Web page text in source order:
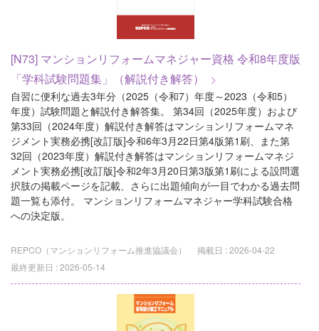
[N73] マンションリフォームマネジャー資格 令和8年度版
「学科試験問題集」（解説付き解答）
自習に便利な過去3年分（2025（令和7）年度～2023（令和5）
年度）試験問題と解説付き解答集。 第34回（2025年度）および
第33回（2024年度）解説付き解答はマンションリフォームマネ
ジメント実務必携[改訂版]令和6年3月22日第4版第1刷、また第
32回（2023年度）解説付き解答はマンションリフォームマネジ
メント実務必携[改訂版]令和2年3月20日第3版第1刷による設問選
択肢の掲載ページを記載、さらに出題傾向が一目でわかる過去問
題一覧も添付。 マンションリフォームマネジャー学科試験合格
への決定版。
REPCO（マンションリフォーム推進協議会） 掲載日 :2026-04-22
最終更新日 :2026-05-14